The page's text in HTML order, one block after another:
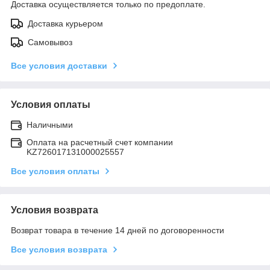
Доставка осуществляется только по предоплате.
Доставка курьером
Самовывоз
Все условия доставки
Условия оплаты
Наличными
Оплата на расчетный счет компании
KZ726017131000025557
Все условия оплаты
Условия возврата
Возврат товара в течение 14 дней по договоренности
Все условия возврата